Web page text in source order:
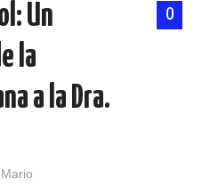
0
Un
la
a la Dra.
Mario